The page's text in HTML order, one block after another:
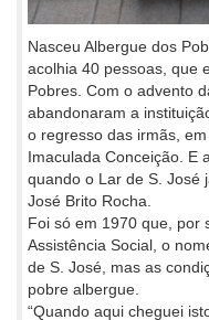
Nasceu Albergue dos
acolhia 40 pessoas, que
Pobres. Com o advento
abandonaram a
o regresso das irmãs,
Imaculada Conceição. E
quando o Lar de S. José
José Brito Rocha.
Foi só em 1970 que, por
Assistência Social, o
de S. José, mas as
pobre albergue.
“Quando aqui cheguei